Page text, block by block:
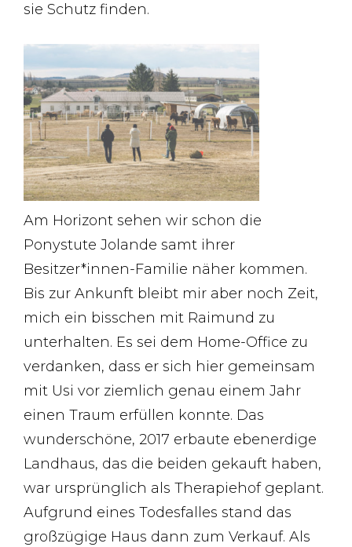
sie Schutz finden.
Am Horizont sehen wir schon die
Ponystute Jolande samt ihrer
Besitzer*innen-Familie näher kommen.
Bis zur Ankunft bleibt mir aber noch Zeit,
mich ein bisschen mit Raimund zu
unterhalten. Es sei dem Home-Office zu
verdanken, dass er sich hier gemeinsam
mit Usi vor ziemlich genau einem Jahr
einen Traum erfüllen konnte. Das
wunderschöne, 2017 erbaute ebenerdige
Landhaus, das die beiden gekauft haben,
war ursprünglich als Therapiehof geplant.
Aufgrund eines Todesfalles stand das
großzügige Haus dann zum Verkauf. Als